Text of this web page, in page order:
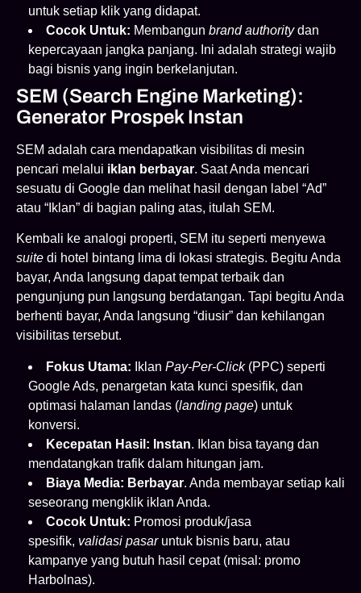
untuk setiap klik yang didapat.
Cocok Untuk: Membangun brand authoritydan
kepercayaan jangka panjang. Ini adalah strategi wajib
bagi bisnis yang ingin berkelanjutan.
SEM (Search Engine Marketing):
Generator Prospek Instan
SEM adalah cara mendapatkan visibilitas di mesin
pencari melalui iklan berbayar. Saat Anda mencari
sesuatu di Google dan melihat hasil dengan label “Ad”
atau “Iklan” di bagian paling atas, itulah SEM.
Kembali ke analogi properti, SEM itu seperti menyewa
suite di hotel bintang lima di lokasi strategis. Begitu Anda
bayar, Anda langsung dapat tempat terbaik dan
pengunjung pun langsung berdatangan. Tapi begitu Anda
berhenti bayar, Anda langsung “diusir” dan kehilangan
visibilitas tersebut.
Fokus Utama: Iklan Pay-Per-Click(PPC) seperti
Google Ads, penargetan kata kunci spesifik, dan
optimasi halaman landas (landing page) untuk
konversi.
Kecepatan Hasil: Instan. Iklan bisa tayang dan
mendatangkan trafik dalam hitungan jam.
Biaya Media: Berbayar. Anda membayar setiap kali
seseorang mengklik iklan Anda.
Cocok Untuk: Promosi produk/jasa
spesifik, validasi pasaruntuk bisnis baru, atau
kampanye yang butuh hasil cepat (misal: promo
Harbolnas).